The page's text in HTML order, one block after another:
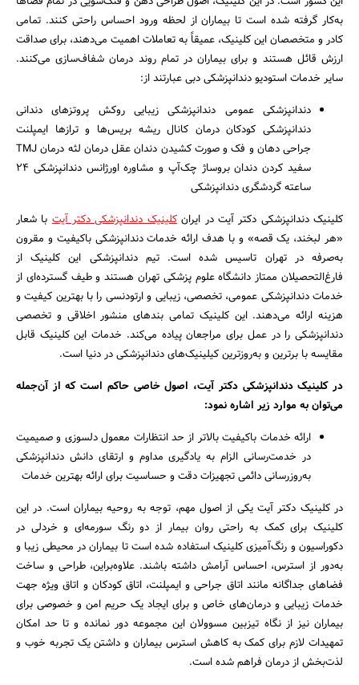
به‌کار گرفته شده است تا بیماران از لحظه ورود احساس راحتی کنند. تمامی
کادر و متخصصان این کلینیک، عمیقاً به تعاملات اهمیت می‌دهند، برای صداقت
ارزش قائل هستند و برای بیماران در تمام روند درمان شفاف‌سازی می‌کنند.
سایر خدمات استودیو دندانپزشکی دبی عبارتند از:
دندانپزشکی عمومی دندانپزشکی زیبایی روکش پروتزهای دندانی
دندانپزشکی کودکان درمان کانال ریشه بریس‌ها و ترازها ایمپلنت
جراحی دهان و فک و صورت کشیدن دندان عقل درمان لثه درمان TMJ
سفید کردن دندان بروساژ چک‌آپ و مشاوره اورژانس دندانپزشکی 24
ساعته گردشگری دندانپزشکی
کلینیک دندانپزشکی دکتر آیت در ایرانکلینیک دندانپزشکی دکتر آیتبا شعار
«هر لبخند، یک قصه» و با هدف ارائه خدمات دندانپزشکی باکیفیت و مقرون‌
به‌صرفه در تهران تاسیس شده است. تیم دندانپزشکی این کلینیک از
فارغ‌التحصیلان ممتاز دانشگاه علوم پزشکی تهران هستند و طیف گسترده‌ای از
خدمات دندانپزشکی عمومی، تخصصی، زیبایی و ارتودنسی را با بهترین کیفیت و
هزینه ارائه می‌دهند. این کلینیک تمامی بندهای منشور اخلاقی و تخصصی
دندانپزشکی را در عمل برای مراجعان پیاده می‌کند. خدمات این کلینیک قابل
مقایسه با برترین و به‌روزترین کیلینیک‌های دندانپزشکی در دنیا است.
در کلینیک دندانپزشکی دکتر آیت، اصول خاصی حاکم است که از آن‌جمله
می‌توان به موارد زیر اشاره نمود:
ارائه خدمات باکیفیت بالاتر از حد انتظارات معمول دلسوزی و صمیمیت
در خدمت‌رسانی الزام به یادگیری مداوم و ارتقای دانش دندانپزشکی
به‌روزرسانی دائمی تجهیزات دقت و حساسیت برای ارائه بهترین خدمات
در کلینیک دکتر آیت یکی از اصول مهم، توجه به روحیه بیماران است. در این
کلینیک برای کمک به راحتی روان بیمار از دو رنگ سورمه‌ای و خردلی در
دکوراسیون و رنگ‌آمیزی کلینیک استفاده شده است تا بیماران در محیطی زیبا و
به‌دور از استرس، احساس آرامش داشته باشند. علاوه‌براین، طراحی و ساخت
فضاهای جداگانه مانند اتاق جراحی و ایمپلنت، اتاق کودکان و اتاق ویژه جهت
خدمات زیبایی و درمان‌های خاص و برای ایجاد یک حریم امن و خصوصی برای
بیماران نیز از نگاه تیزبین مسوولان این مجموعه دور نمانده و تا حد امکان
تمهیدات لازم برای کمک به کاهش استرس بیماران و داشتن یک تجربه خوب و
لذت‌بخش‌ از درمان فراهم شده است.